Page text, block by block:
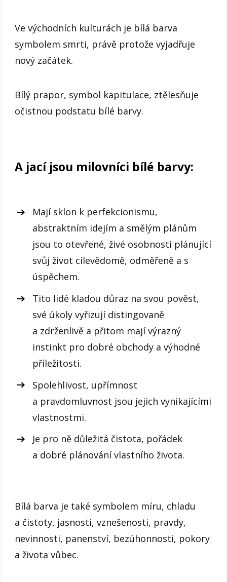
Ve východních kulturách je bílá barva
symbolem smrti, právě protože vyjadřuje
nový začátek.
Bílý prapor, symbol kapitulace, ztělesňuje
očistnou podstatu bílé barvy.
A jací jsou milovníci bílé barvy:
Mají sklon k perfekcionismu,
abstraktním idejím a smělým plánům
jsou to otevřené, živé osobnosti plánující
svůj život cílevědomě, odměřeně a s
úspěchem.
Tito lidé kladou důraz na svou pověst,
své úkoly vyřizují distingovaně
a zdrženlivě a přitom mají výrazný
instinkt pro dobré obchody a výhodné
příležitosti.
Spolehlivost, upřímnost
a pravdomluvnost jsou jejich vynikajícími
vlastnostmi.
Je pro ně důležitá čistota, pořádek
a dobré plánování vlastního života.
Bílá barva je také symbolem míru, chladu
a čistoty, jasnosti, vznešenosti, pravdy,
nevinnosti, panenství, bezúhonnosti, pokory
a života vůbec.